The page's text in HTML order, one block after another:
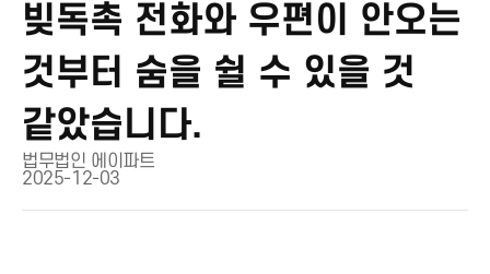
빚독촉 전화와 우편이 안오는
것부터 숨을 쉴 수 있을 것
같았습니다.
법무법인 에이파트
2025-12-03